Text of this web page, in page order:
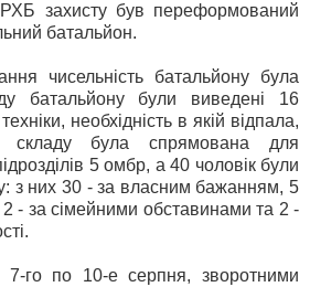
захисту був переформований
батальйон.
чисельність батальйону була
батальйону були виведені 16
необхідність в якій відпала,
складу була спрямована для
5 омбр, а 40 чоловік були
з них 30 - за власним бажанням, 5
- за сімейними обставинами та 2 -
7-го по 10-е серпня, зворотними